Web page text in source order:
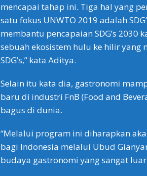
mencapai tahap ini. Tiga hal yang
satu fokus UNWTO 2019 adalah
membantu pencapaian SDG’s 2030
sebuah ekosistem hulu ke hilir yang
SDG’s,” kata Aditya.
Selain itu kata dia, gastronomi
baru di industri FnB (Food and
bagus di dunia.
“Melalui program ini diharapkan
bagi Indonesia melalui Ubud
budaya gastronomi yang sangat luar